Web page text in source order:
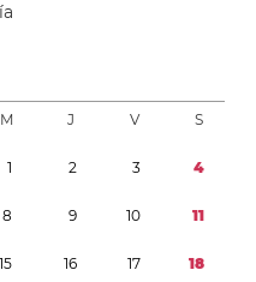
M J V S
1 2 3 4
8 9 10 11
15 16 17 18